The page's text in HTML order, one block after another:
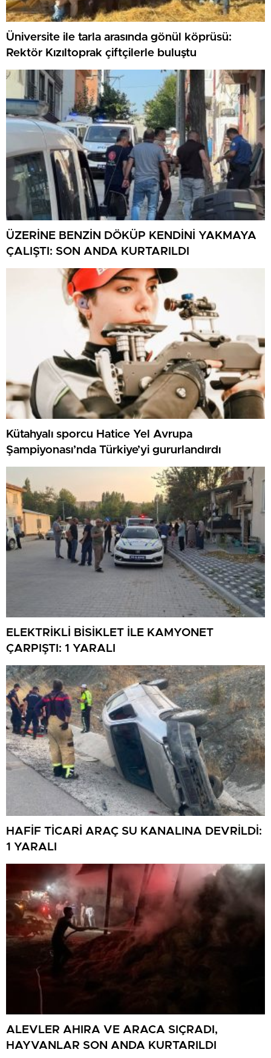
Üniversite ile tarla arasında gönül köprüsü:
Rektör Kızıltoprak çiftçilerle buluştu
ÜZERİNE BENZİN DÖKÜP KENDİNİ YAKMAYA
ÇALIŞTI: SON ANDA KURTARILDI
Kütahyalı sporcu Hatice Yel Avrupa
Şampiyonası’nda Türkiye’yi gururlandırdı
ELEKTRİKLİ BİSİKLET İLE KAMYONET
ÇARPIŞTI: 1 YARALI
HAFİF TİCARİ ARAÇ SU KANALINA DEVRİLDİ:
1 YARALI
ALEVLER AHIRA VE ARACA SIÇRADI,
HAYVANLAR SON ANDA KURTARILDI